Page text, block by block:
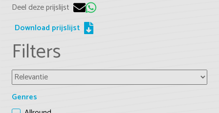
Deel deze prijslijst
Download prijslijst
Filters
Genres